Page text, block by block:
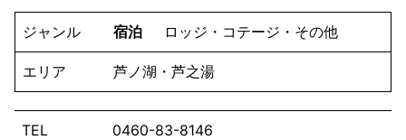
ジャンル 宿泊 ロッジ・コテージ・その他
エリア 芦ノ湖・芦之湯
TEL 0460-83-8146